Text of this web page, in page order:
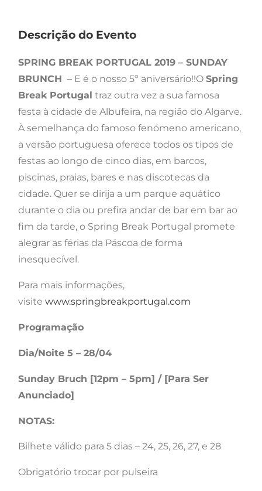
Descrição do Evento
SPRING BREAK PORTUGAL 2019 – SUNDAY
BRUNCH – E é o nosso 5º aniversário!!O Spring
Break Portugal traz outra vez a sua famosa
festa à cidade de Albufeira, na região do Algarve.
À semelhança do famoso fenómeno americano,
a versão portuguesa oferece todos os tipos de
festas ao longo de cinco dias, em barcos,
piscinas, praias, bares e nas discotecas da
cidade. Quer se dirija a um parque aquático
durante o dia ou prefira andar de bar em bar ao
fim da tarde, o Spring Break Portugal promete
alegrar as férias da Páscoa de forma
inesquecível.
Para mais informações,
visite www.springbreakportugal.com
Programação
Dia/Noite 5 – 28/04
Sunday Bruch [12pm – 5pm] / [Para Ser
Anunciado]
NOTAS:
Bilhete válido para 5 dias – 24, 25, 26, 27, e 28
Obrigatório trocar por pulseira